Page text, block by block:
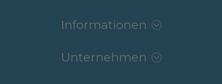
Informationen
Unternehmen